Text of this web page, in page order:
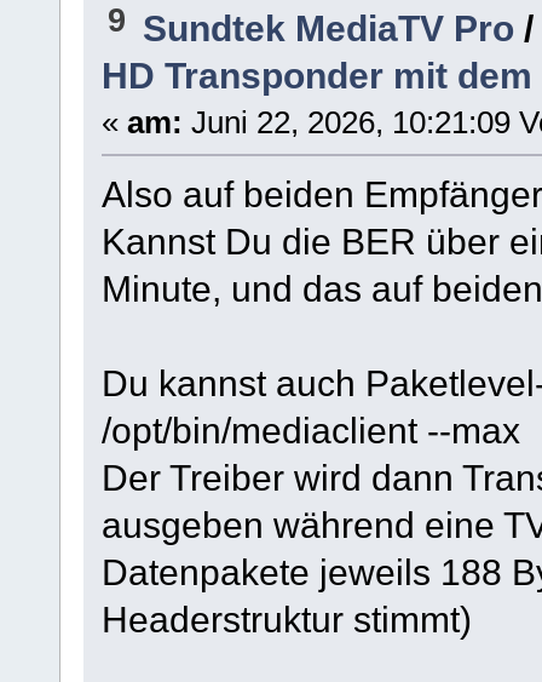
9 Sundtek MediaTV Pro
HD Transponder mit
« am: Juni 22, 2026, 10:21:09
Also auf beiden
Kannst Du die BER über
Minute, und das auf
Du kannst auch
/opt/bin/mediaclient --max
Der Treiber wird dann
ausgeben während eine
Datenpakete jeweils 188
Headerstruktur stimmt)